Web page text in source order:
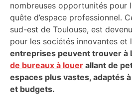
nombreuses opportunités pour
quête d’espace professionnel.
sud-est de Toulouse, est
pour les sociétés innovantes et
entreprises peuvent trouver à
de bureaux à louer allant de
espaces plus vastes, adaptés
et budgets.